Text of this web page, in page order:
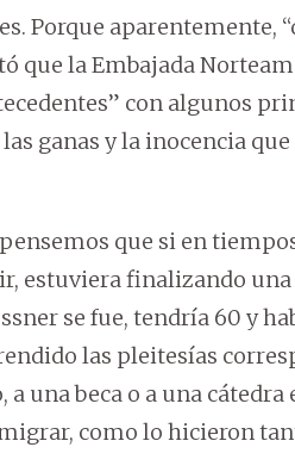
Porque aparentemente,
que la Embajada
con algunos
ganas y la inocencia
que si en
estuviera finalizando una
se fue, tendría 60 y
las pleitesías
una beca o a una cátedra
como lo hicieron